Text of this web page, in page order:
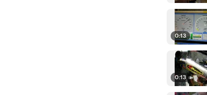
0:13
0:13